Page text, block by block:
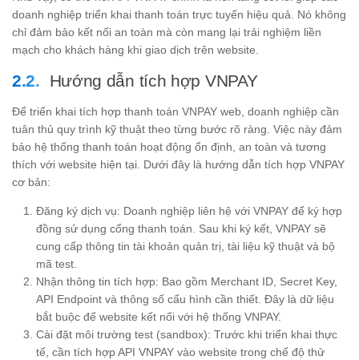
doanh nghiệp triển khai thanh toán trực tuyến hiệu quả. Nó không
chỉ đảm bảo kết nối an toàn mà còn mang lại trải nghiệm liền
mạch cho khách hàng khi giao dịch trên website.
Hướng dẫn tích hợp VNPAY
Để triển khai tích hợp thanh toán VNPAY web, doanh nghiệp cần
tuân thủ quy trình kỹ thuật theo từng bước rõ ràng. Việc này đảm
bảo hệ thống thanh toán hoạt động ổn định, an toàn và tương
thích với website hiện tại. Dưới đây là hướng dẫn tích hợp VNPAY
cơ bản:
Đăng ký dịch vụ: Doanh nghiệp liên hệ với VNPAY để ký hợp
đồng sử dụng cổng thanh toán. Sau khi ký kết, VNPAY sẽ
cung cấp thông tin tài khoản quản trị, tài liệu kỹ thuật và bộ
mã test.
Nhận thông tin tích hợp: Bao gồm Merchant ID, Secret Key,
API Endpoint và thông số cấu hình cần thiết. Đây là dữ liệu
bắt buộc để website kết nối với hệ thống VNPAY.
Cài đặt môi trường test (sandbox): Trước khi triển khai thực
tế, cần tích hợp API VNPAY vào website trong chế độ thử